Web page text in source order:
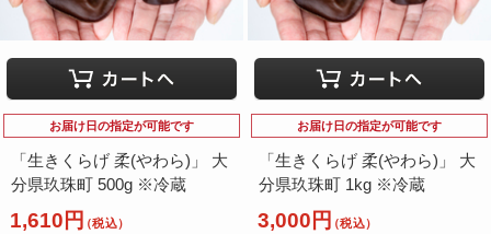
お届け日の指定が可能です
「生きくらげ 柔(やわら)」 大
分県玖珠町 500g ※冷蔵
1,610円（税込）
お届け日の指定が可能です
「生きくらげ 柔(やわら)」 大
分県玖珠町 1kg ※冷蔵
3,000円（税込）